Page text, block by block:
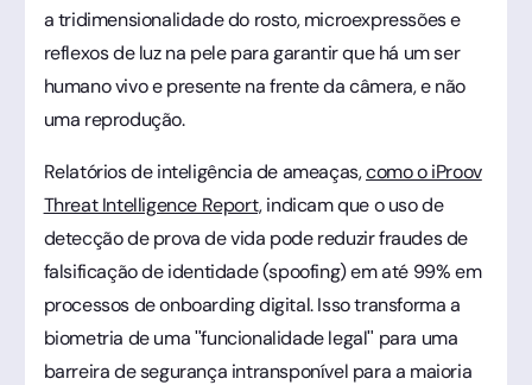
a tridimensionalidade do rosto, microexpressões e
reflexos de luz na pele para garantir que há um ser
humano vivo e presente na frente da câmera, e não
uma reprodução.
Relatórios de inteligência de ameaças,como o iProov
Threat Intelligence Report,indicam que o uso de
detecção de prova de vida pode reduzir fraudes de
falsificação de identidade (spoofing) em até 99% em
processos de onboarding digital. Isso transforma a
biometria de uma "funcionalidade legal" para uma
barreira de segurança intransponível para a maioria